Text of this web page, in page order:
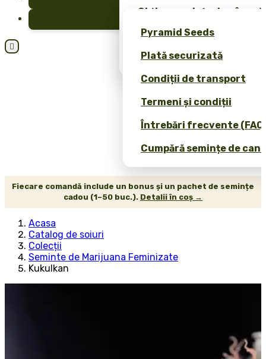
Obține semințe de
dvs.!
Pyramid Seeds
Plată securizată
Condiții de transport
Termeni și condiții
Întrebări frecvente
Cumpără semințe de

Fiecare comandă include un bonus și un pachet de semințe
cadou (1–50 buc.). Detalii în coș →
Acasa
Catalog de soiuri
Colecții
Seminte de Marijuana Feminizate
Kukulkan